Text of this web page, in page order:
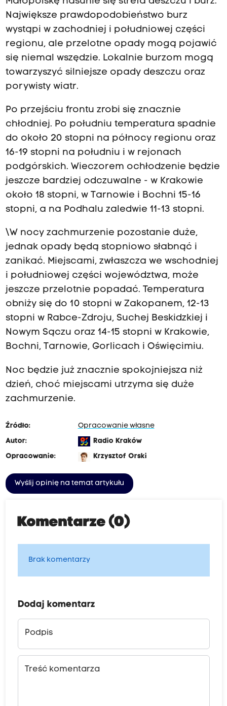
Największe prawdopodobieństwo burz
wystąpi w zachodniej i południowej części
regionu, ale przelotne opady mogą pojawić
się niemal wszędzie. Lokalnie burzom mogą
towarzyszyć silniejsze opady deszczu oraz
porywisty wiatr.
Po przejściu frontu zrobi się znacznie
chłodniej. Po południu temperatura spadnie
do około 20 stopni na północy regionu oraz
16-19 stopni na południu i w rejonach
podgórskich. Wieczorem ochłodzenie będzie
jeszcze bardziej odczuwalne - w Krakowie
około 18 stopni, w Tarnowie i Bochni 15-16
stopni, a na Podhalu zaledwie 11-13 stopni.
\W nocy zachmurzenie pozostanie duże,
jednak opady będą stopniowo słabnąć i
zanikać. Miejscami, zwłaszcza we wschodniej
i południowej części województwa, może
jeszcze przelotnie popadać. Temperatura
obniży się do 10 stopni w Zakopanem, 12-13
stopni w Rabce-Zdroju, Suchej Beskidzkiej i
Nowym Sączu oraz 14-15 stopni w Krakowie,
Bochni, Tarnowie, Gorlicach i Oświęcimiu.
Noc będzie już znacznie spokojniejsza niż
dzień, choć miejscami utrzyma się duże
zachmurzenie.
Źródło:
Opracowanie własne
Autor:
Radio Kraków
Opracowanie:
Krzysztof Orski
Wyślij opinię na temat artykułu
Komentarze (0)
Brak komentarzy
Dodaj komentarz
Podpis
Treść komentarza